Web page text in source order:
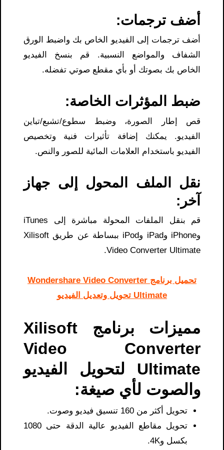
أضف ترجمات:
أضف ترجمات إلى الفيديو الخاص بك واضبط الورق
الشفاف والمواضع النسبية. قم بنسخ الفيديو
الخاص بك بصوتك أو بأي مقطع صوتي تفضله.
ضبط المؤثرات الخاصة:
قص إطار الصورة، وضبط سطوع/تشبع/تباين
الفيديو. يمكنك إضافة تأثيرات فنية وتخصيص
الفيديو باستخدام العلامات المائية للصور والنص.
نقل الملف المحول إلى جهاز
آخر:
قم بنقل الملفات المحولة مباشرة إلى iTunes
وiPhone وiPad وiPod ببساطة عن طريق Xilisoft
Video Converter Ultimate.
تحميل برنامج Wondershare Video Converter
Ultimate تحويل وتعديل الفيديو
مميزات برنامج Xilisoft
Video Converter
Ultimate لتحويل الفيديو
والصوت لأي صيغة:
تحويل أكثر من 160 تنسيق فيديو وصوت.
تحويل مقاطع الفيديو عالية الدقة حتى 1080
بكسل و4K.